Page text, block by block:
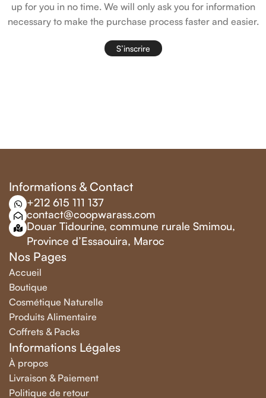
up for you in no time. We will only ask you for information
necessary to make the purchase process faster and easier.
S’inscrire
Informations & Contact
+212 615 111 137
contact@coopwarass.com
Douar Tidourine, commune rurale Smimou,
Province d’Essaouira, Maroc
Nos Pages
Accueil
Boutique
Cosmétique Naturelle
Produits Alimentaire
Coffrets & Packs
Informations Légales
À propos
Livraison & Paiement
Politique de retour